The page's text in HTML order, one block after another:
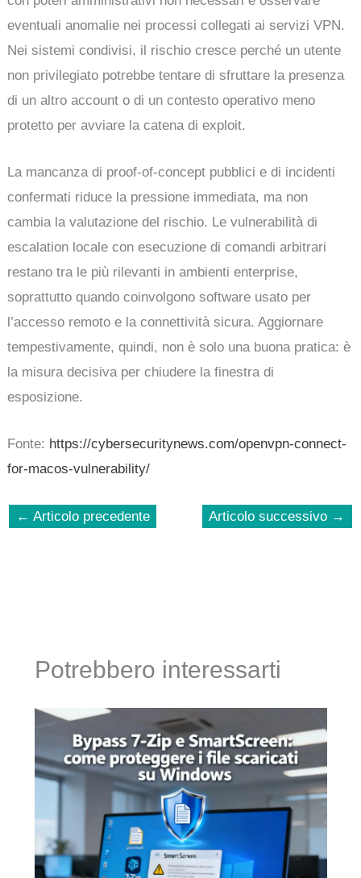
eventuali anomalie nei processi collegati ai servizi VPN.
Nei sistemi condivisi, il rischio cresce perché un utente
non privilegiato potrebbe tentare di sfruttare la presenza
di un altro account o di un contesto operativo meno
protetto per avviare la catena di exploit.
La mancanza di proof-of-concept pubblici e di incidenti
confermati riduce la pressione immediata, ma non
cambia la valutazione del rischio. Le vulnerabilità di
escalation locale con esecuzione di comandi arbitrari
restano tra le più rilevanti in ambienti enterprise,
soprattutto quando coinvolgono software usato per
l’accesso remoto e la connettività sicura. Aggiornare
tempestivamente, quindi, non è solo una buona pratica: è
la misura decisiva per chiudere la finestra di
esposizione.
Fonte: https://cybersecuritynews.com/openvpn-connect-
for-macos-vulnerability/
← Articolo precedente Articolo successivo →
Potrebbero interessarti